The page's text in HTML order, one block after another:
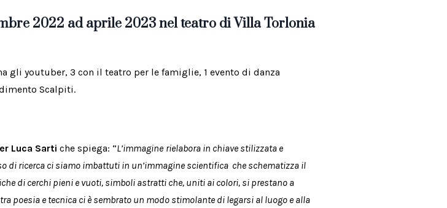
2022 ad aprile 2023nel teatro di Villa Torlonia
gli youtuber, 3 con il teatro per le famiglie, 1 evento di danza
Scalpiti.
Luca Sarti che spiega: “L’immagine rielabora in chiave stilizzata e
di ricerca ci siamo imbattuti in un’immagine scientifica che schematizza il
di cerchi pieni e vuoti, simboli astratti che, uniti ai colori, si prestano a
poesia e tecnica ci è sembrato un modo stimolante di legarsi al luogo e alla